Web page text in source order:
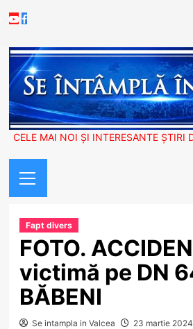
to
Youtube
Facebook
CELE MAI NOI ȘI INTERESANTE ȘTIRI
Menu
Fapt divers
FOTO.
victimă pe DN
BĂBENI
Se intampla in Valcea 23 martie 2024